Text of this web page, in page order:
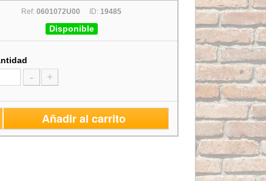
Ref:0601072U00 ID: 19485
Disponible
- +
Añadir al carrito